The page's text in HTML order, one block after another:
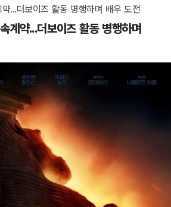
계약...더보이즈 활동 병행하며